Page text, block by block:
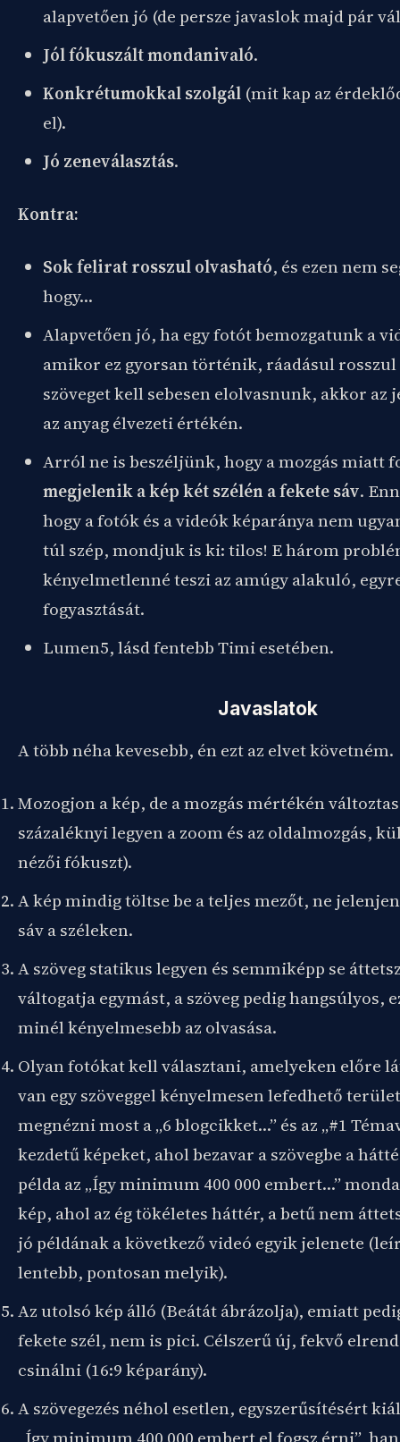
alapvetően jó (de persze javaslok majd pár
Jól fókuszált mondanivaló.
Konkrétumokkal szolgál (mit kap az
el).
Jó zeneválasztás.
Kontra:
Sok felirat rosszul olvasható, és ezen nem
hogy…
Alapvetően jó, ha egy fotót bemozgatunk a
amikor ez gyorsan történik, ráadásul
szöveget kell sebesen elolvasnunk, akkor az
az anyag élvezeti értékén.
Arról ne is beszéljünk, hogy a mozgás miatt
megjelenik a kép két szélén a fekete sáv.
hogy a fotók és a videók képaránya nem
túl szép, mondjuk is ki: tilos! E három
kényelmetlenné teszi az amúgy alakuló,
fogyasztását.
Lumen5, lásd fentebb Timi esetében.
Javaslatok
A több néha kevesebb, én ezt az elvet követném.
Mozogjon a kép, de a mozgás mértékén
százaléknyi legyen a zoom és az oldalmozgás,
nézői fókuszt).
A kép mindig töltse be a teljes mezőt, ne
sáv a széleken.
A szöveg statikus legyen és semmiképp se
váltogatja egymást, a szöveg pedig hangsúlyos,
minél kényelmesebb az olvasása.
Olyan fotókat kell választani, amelyeken előre
van egy szöveggel kényelmesen lefedhető
megnézni most a „6 blogcikket…” és az „#1
kezdetű képeket, ahol bezavar a szövegbe a
példa az „Így minimum 400 000 embert…”
kép, ahol az ég tökéletes háttér, a betű nem
jó példának a következő videó egyik jelenete
lentebb, pontosan melyik).
Az utolsó kép álló (Beátát ábrázolja), emiatt
fekete szél, nem is pici. Célszerű új, fekvő
csinálni (16:9 képarány).
A szövegezés néhol esetlen, egyszerűsítésért